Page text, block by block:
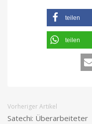
teilen
teilen
Vorheriger Artikel
Satechi: Überarbeiteter